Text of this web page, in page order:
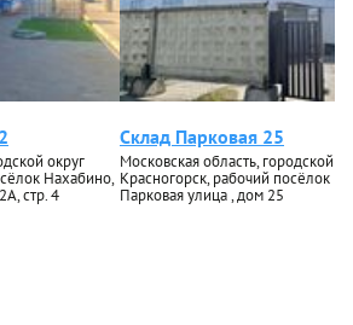
округ
Нахабино,
стр. 4
Склад Парковая 25
Московская область, городской
Красногорск, рабочий посёлок
Парковая улица , дом 25